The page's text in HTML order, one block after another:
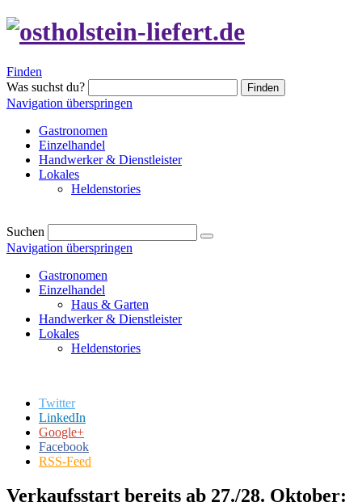
Finden
Was suchst du?
Finden
Navigation überspringen
Gastronomen
Einzelhandel
Handwerker & Dienstleister
Lokales
Heldenstories
Suchen
Navigation überspringen
Gastronomen
Einzelhandel
Haus & Garten
Handwerker & Dienstleister
Lokales
Heldenstories
Twitter
LinkedIn
Google+
Facebook
RSS-Feed
Verkaufsstart bereits ab 27./28. Oktober: